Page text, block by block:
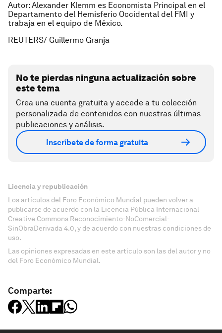
Autor: Alexander Klemm es Economista Principal en el
Departamento del Hemisferio Occidental del FMI y
trabaja en el equipo de México.
REUTERS/ Guillermo Granja
No te pierdas ninguna actualización sobre
este tema
Crea una cuenta gratuita y accede a tu colección
personalizada de contenidos con nuestras últimas
publicaciones y análisis.
Inscríbete de forma gratuita
Licencia y republicación
Los artículos del Foro Económico Mundial pueden volver a
publicarse de acuerdo con la Licencia Pública Internacional
Creative Commons Reconocimiento-NoComercial-
SinObraDerivada 4.0, y de acuerdo con nuestras condiciones de
uso.
Las opiniones expresadas en este artículo son las del autor y no
del Foro Económico Mundial.
Comparte: